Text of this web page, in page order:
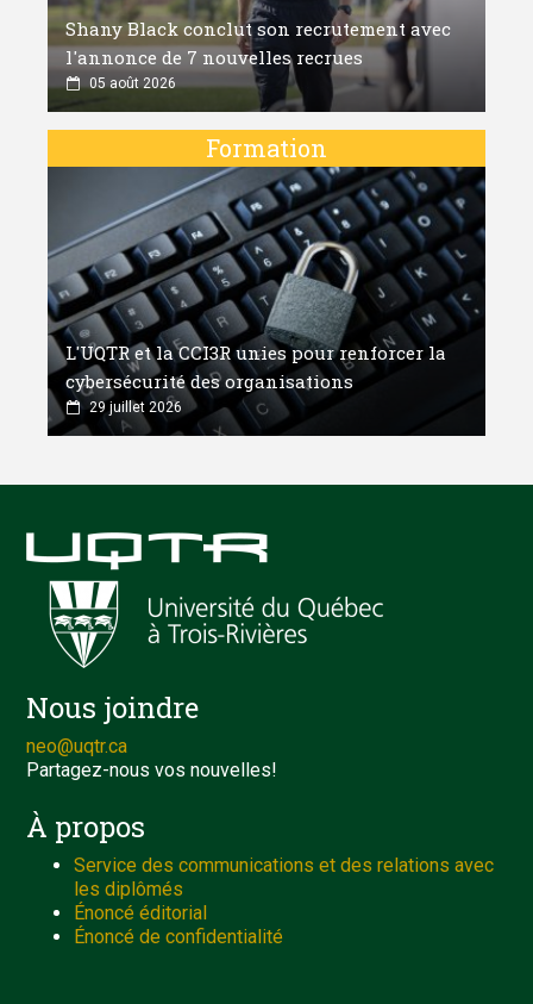
Shany Black conclut son recrutement avec
l'annonce de 7 nouvelles recrues
05 août 2026
Formation
L'UQTR et la CCI3R unies pour renforcer la
cybersécurité des organisations
29 juillet 2026
Nous joindre
neo@uqtr.ca
Partagez-nous vos nouvelles!
À propos
Service des communications et des relations avec
les diplômés
Énoncé éditorial
Énoncé de confidentialité